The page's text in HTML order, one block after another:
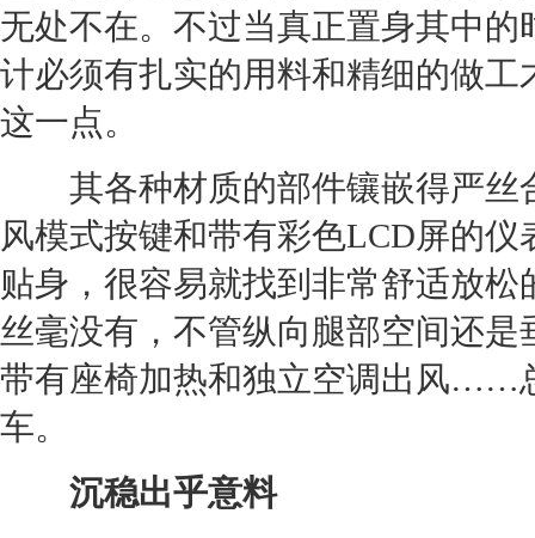
无处不在。不过当真正置身其中
计必须有扎实的用料和精细的做工
这一点。
其各种材质的部件镶嵌得严丝
风模式按键和带有彩色LCD屏的
贴身，很容易就找到非常舒适放
丝毫没有，不管纵向腿部空间还
带有座椅加热和独立空调出风……
车。
沉稳出乎意料